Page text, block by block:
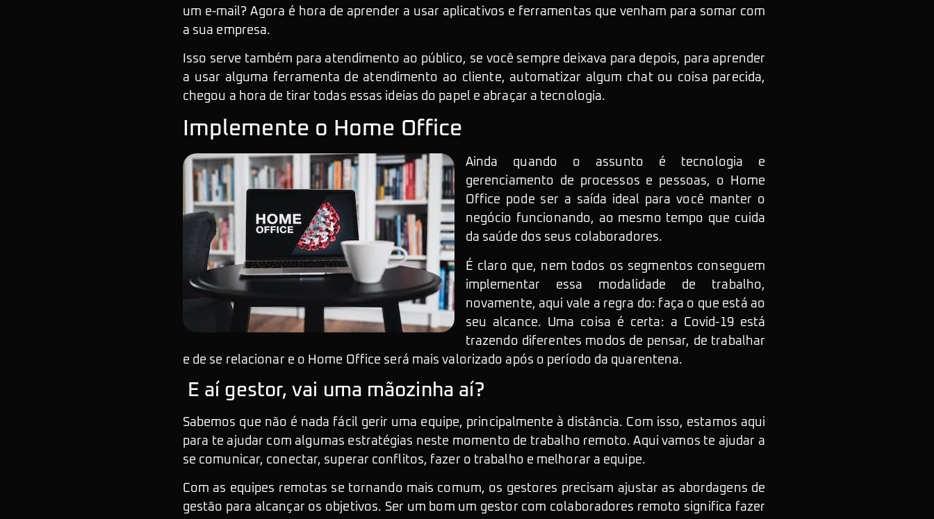
um e-mail? Agora é hora de aprender a usar aplicativos e ferramentas que venham para somar com
a sua empresa.
Isso serve também para atendimento ao público, se você sempre deixava para depois, para aprender
a usar alguma ferramenta de atendimento ao cliente, automatizar algum chat ou coisa parecida,
chegou a hora de tirar todas essas ideias do papel e abraçar a tecnologia.
Implemente o Home Office
Ainda quando o assunto é tecnologia e
gerenciamento de processos e pessoas, o Home
Office pode ser a saída ideal para você manter o
negócio funcionando, ao mesmo tempo que cuida
da saúde dos seus colaboradores.
É claro que, nem todos os segmentos conseguem
implementar essa modalidade de trabalho,
novamente, aqui vale a regra do: faça o que está ao
seu alcance. Uma coisa é certa: a Covid-19 está
trazendo diferentes modos de pensar, de trabalhar
e de se relacionar e o Home Office será mais valorizado após o período da quarentena.
E aí gestor, vai uma mãozinha aí?
Sabemos que não é nada fácil gerir uma equipe, principalmente à distância. Com isso, estamos aqui
para te ajudar com algumas estratégias neste momento de trabalho remoto. Aqui vamos te ajudar a
se comunicar, conectar, superar conflitos, fazer o trabalho e melhorar a equipe.
Com as equipes remotas se tornando mais comum, os gestores precisam ajustar as abordagens de
gestão para alcançar os objetivos. Ser um bom um gestor com colaboradores remoto significa fazer